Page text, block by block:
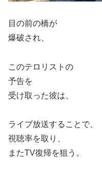
目の前の橋が
爆破され、
このテロリストの
予告を
受け取った彼は、
ライブ放送することで、
視聴率を取り、
またTV復帰を狙う。